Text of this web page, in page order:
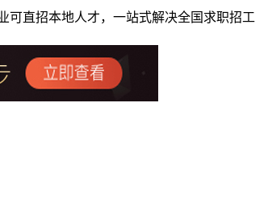
可直招本地人才，一站式解决全国求职招工